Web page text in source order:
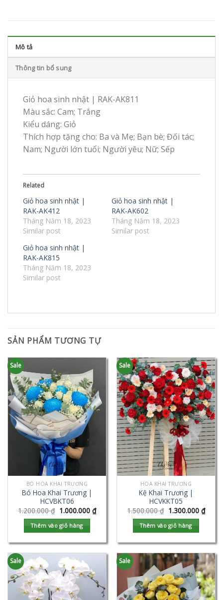
Mô tả
Thông tin bổ sung
Giỏ hoa sinh nhật | RAK-AK811
Màu sắc: Cam; Trắng
Kiểu dáng: Giỏ
Thích hợp tặng cho: Ba và Mẹ; Bạn bè; Đối tác;
Nam; Người lớn tuổi; Người yêu; Nữ; Sếp
Related
Giỏ hoa sinh nhật |
RAK-AK412
Tháng Năm 18, 2023
Similar post
Giỏ hoa sinh nhật |
RAK-AK602
Tháng Năm 18, 2023
Similar post
Giỏ hoa sinh nhật |
RAK-AK815
Tháng Năm 18, 2023
Similar post
SẢN PHẨM TƯƠNG TỰ
Sale
BÓ HOA KHAI TRƯƠNG
Bó Hoa Khai Trương |
HCVBKT06
1.200.000₫ 1.000.000 ₫
Thêm vào giỏ hàng
Sale
HOA KHAI TRƯƠNG
Kệ Khai Trương |
HCVKKT05
1.500.000₫ 1.300.000 ₫
Thêm vào giỏ hàng
Sale Sale